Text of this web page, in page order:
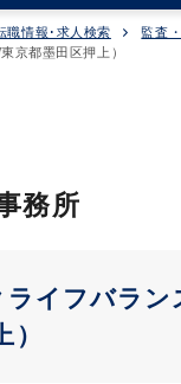
職情報･求人検索 監査
京都墨田区押上）
務所
ライフバラ